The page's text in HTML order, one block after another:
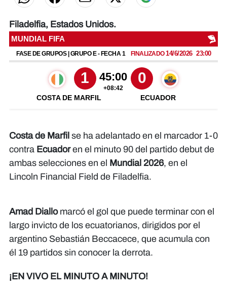
Filadelfia, Estados Unidos.
Costa de Marfil se ha adelantado en el marcador 1-0
contra Ecuadoren el minuto 90 del partido debut de
ambas selecciones en el
Mundial 2026, en el
Lincoln Financial Field de Filadelfia.
Amad Diallomarcó el gol que puede terminar con el
largo invicto de los ecuatorianos, dirigidos por el
argentino Sebastián Beccacece, que acumula con
él 19 partidos sin conocer la derrota.
¡EN VIVO EL MINUTO A MINUTO!